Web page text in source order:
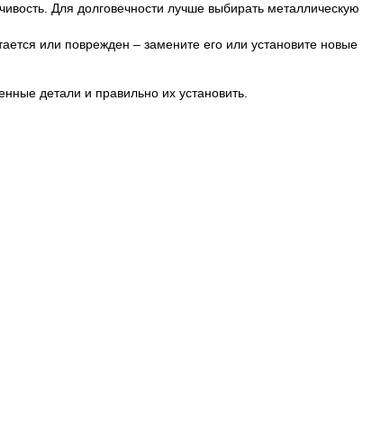
Для долговечности лучше выбирать металлическую
или поврежден – замените его или установите новые
детали и правильно их установить.